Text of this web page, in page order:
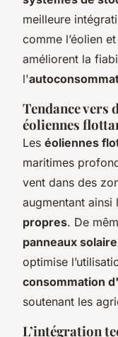
meilleure
comme l’éolien
améliorent la
l'
Tendance vers
éoliennes
Les éoliennes
maritimes
vent dans des
augmentant ainsi
propres. De
panneaux
optimise
consommation
soutenant les
L’intégration